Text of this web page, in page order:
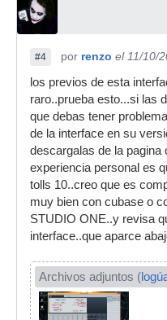
#4 por renzo el 11/10/
los previos de esta
raro..prueba esto...si las
que debas tener
de la interface en su
descargalas de la pagina
experiencia personal es
tolls 10..creo que es
muy bien con cubase o
STUDIO ONE..y revisa
interface..que aparce
Archivos adjuntos (